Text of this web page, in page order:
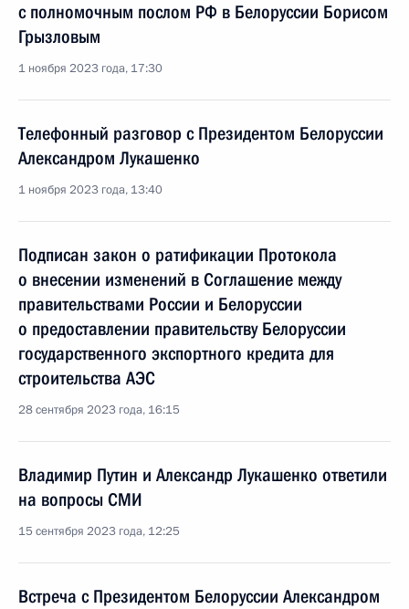
с полномочным послом РФ в Белоруссии Борисом
Грызловым
1 ноября 2023 года, 17:30
Телефонный разговор с Президентом Белоруссии
Александром Лукашенко
1 ноября 2023 года, 13:40
Подписан закон о ратификации Протокола
о внесении изменений в Соглашение между
правительствами России и Белоруссии
о предоставлении правительству Белоруссии
государственного экспортного кредита для
строительства АЭС
28 сентября 2023 года, 16:15
Владимир Путин и Александр Лукашенко ответили
на вопросы СМИ
15 сентября 2023 года, 12:25
Встреча с Президентом Белоруссии Александром